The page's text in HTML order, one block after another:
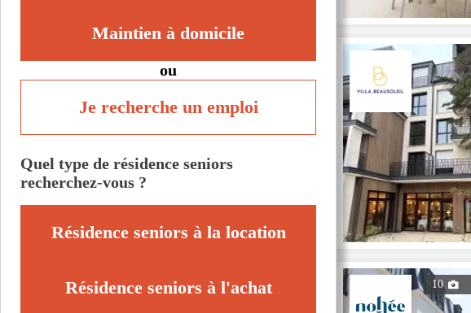
10
Maintien à domicile
ou
Je recherche un emploi
Quel type de résidence seniors
recherchez-vous ?
Résidence seniors à la location
Résidence seniors à l'achat